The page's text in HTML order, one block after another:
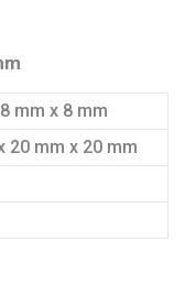
mm x 8 mm
20 mm x 20 mm